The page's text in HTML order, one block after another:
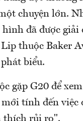
chuyện lớn.
đã được giải
thuộc Baker
biểu.
gặp G20 để
tính đến việc